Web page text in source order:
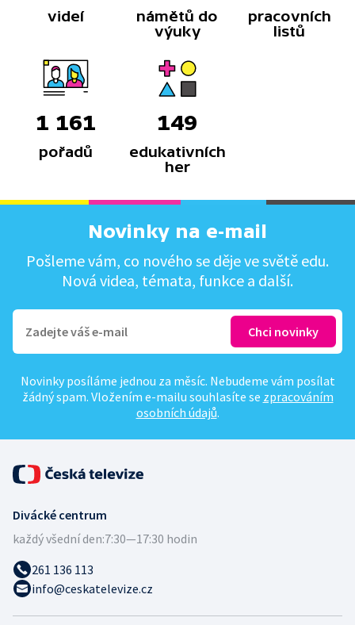
videí
námětů do
výuky
pracovních
listů
1 161
pořadů
149
edukativních
her
Novinky na e-mail
Pošleme vám, co nového se děje ve světě edu.
Nová videa, témata, funkce a další.
Novinky posíláme jednou za měsíc. Nebudeme vám posílat
žádný spam. Vložením e-mailu souhlasíte se zpracováním
osobních údajů.